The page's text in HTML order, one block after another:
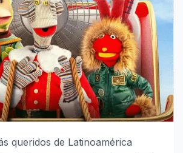
queridos de Latinoamérica